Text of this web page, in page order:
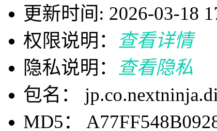
更新时间: 2026-03-18
权限说明：
查看详情
隐私说明：
查看隐私
包名：
MD5：